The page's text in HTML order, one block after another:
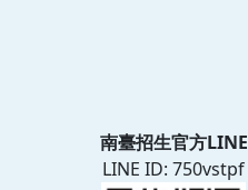
南臺招生官方LINE
LINE ID: 750vstpf